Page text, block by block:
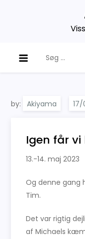
efter:
by: Akiyama
Igen får
13.-14. maj 2023
Og denne gang
Tim.
Det var rigtig
af Michaels